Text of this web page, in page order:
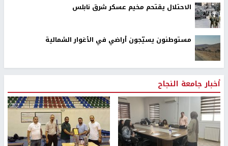
الاحتلال يقتحم مخيم عسكر شرق نابلس
مستوطنون يسيّجون أراضي في الأغوار الشمالية
أخبار جامعة النجاح